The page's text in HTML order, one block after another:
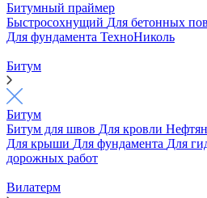
Битумный праймер
Быстросохнущий Для бетонных
Для фундамента ТехноНиколь
Битум
Битум
Битум для швов Для кровли
Для крыши Для фундамента Для
дорожных работ
Вилатерм